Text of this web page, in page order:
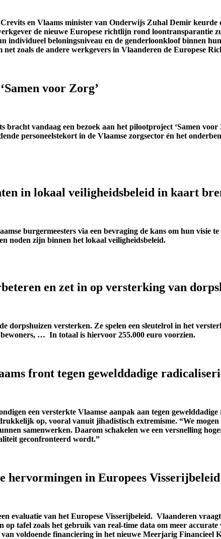
en Vlaams minister van Onderwijs Zuhal Demir keurde
de nieuwe Europese richtlijn rond loontransparantie
individueel beloningsniveau en de genderloonkloof binnen
net zoals de andere werkgevers in Vlaanderen de Europese
voor Zorg’
vandaag een bezoek aan het pilootproject ‘Samen
personeelstekort in de Vlaamse zorgsector én het
in lokaal veiligheidsbeleid in kaart
burgermeesters via een bevraging de kans om hun visie
en noden zijn binnen het lokaal veiligheidsbeleid.
en zet in op versterking van
dorpshuizen versterken. Ze spelen een sleutelrol in het
… In totaal is hiervoor 255.000 euro voorzien.
front tegen gewelddadige
een versterkte Vlaamse aanpak aan tegen
op, vooral vanuit jihadistisch extremisme. “We
samenwerken. Daarom schakelen we een versnelling
geconfronteerd wordt.”
hervormingen in Europees Visserijbeleid
evaluatie van het Europese Visserijbeleid. Vlaanderen
tafel zoals het gebruik van real-time data om meer
voldoende financiering in het nieuwe Meerjarig Financieel